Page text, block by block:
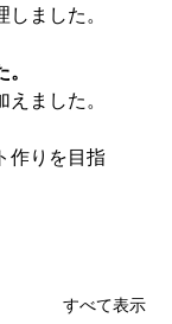
ました。
ました。
作りを目指
すべて表示